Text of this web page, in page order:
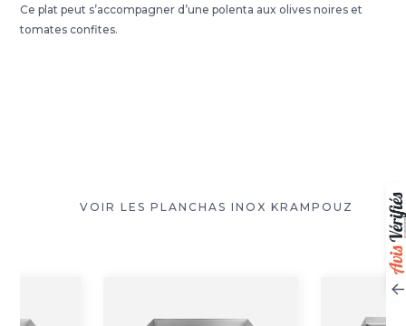
Ce plat peut s’accompagner d’une polenta aux olives noires et
tomates confites.
VOIR LES PLANCHAS INOX KRAMPOUZ